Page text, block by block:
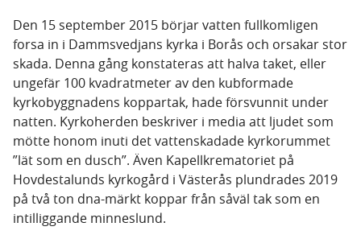
Den 15 september 2015 börjar vatten fullkomligen
forsa in i Dammsvedjans kyrka i Borås och orsakar stor
skada. Denna gång konstateras att halva taket, eller
ungefär 100 kvadratmeter av den kubformade
kyrkobyggnadens koppartak, hade försvunnit under
natten. Kyrkoherden beskriver i media att ljudet som
mötte honom inuti det vattenskadade kyrkorummet
”lät som en dusch”. Även Kapellkrematoriet på
Hovdestalunds kyrkogård i Västerås plundrades 2019
på två ton dna-märkt koppar från såväl tak som en
intilliggande minneslund.